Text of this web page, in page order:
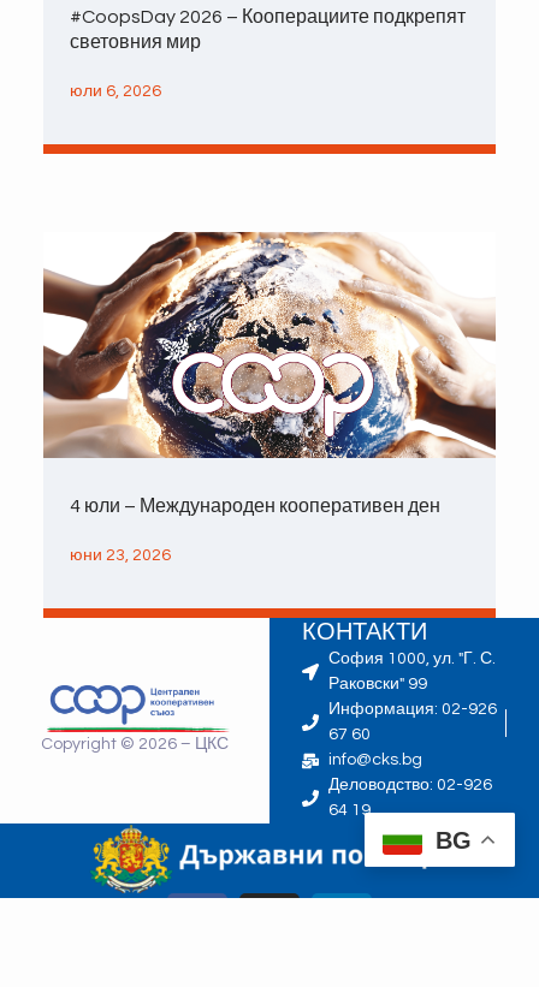
#CoopsDay 2026 – Кооперациите подкрепят
световния мир
юли 6, 2026
4 юли – Международен кооперативен ден
юни 23, 2026
Copyright © 2026 – ЦКС
КОНТАКТИ
София 1000, ул. "Г. С.
Раковски" 99
Информация: 02-926
67 60
info@cks.bg
Деловодство: 02-926
64 19
BG